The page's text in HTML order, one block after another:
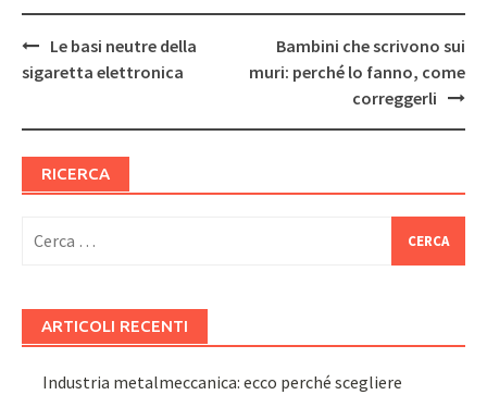
Post
navigation
Le basi neutre della
sigaretta elettronica
Bambini che scrivono sui
muri: perché lo fanno, come
correggerli
RICERCA
per:
ARTICOLI RECENTI
Industria metalmeccanica: ecco perché scegliere